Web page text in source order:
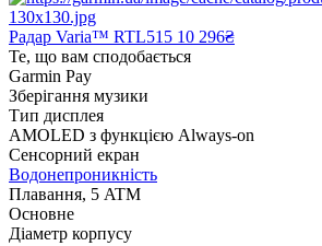
Радар Varia™ RTL515 10 296₴
Те, що вам сподобається
Garmin Pay
Зберігання музики
Тип дисплея
AMOLED з функцією Always-on
Сенсорний екран
Водонепроникність
Плавання, 5 ATM
Основне
Діаметр корпусу